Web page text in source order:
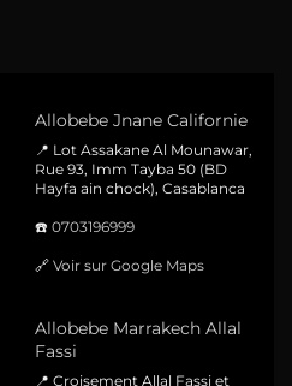
Allobebe Jnane Californie
📍 Lot Assakane Al Mounawar,
Rue 93, Imm Tayba 50 (BD
Hayfa ain chock), Casablanca
☎️ 0703196999
🔗 Voir sur Google Maps
Allobebe Marrakech Allal
Fassi
📍 Croisement Allal Fassi et